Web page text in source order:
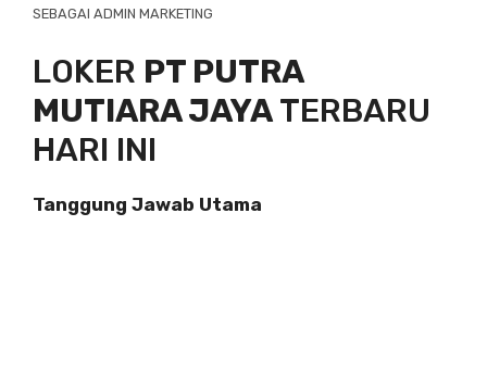
SEBAGAI ADMIN MARKETING
LOKER PT PUTRA
MUTIARA JAYATERBARU
HARI INI
Tanggung Jawab Utama